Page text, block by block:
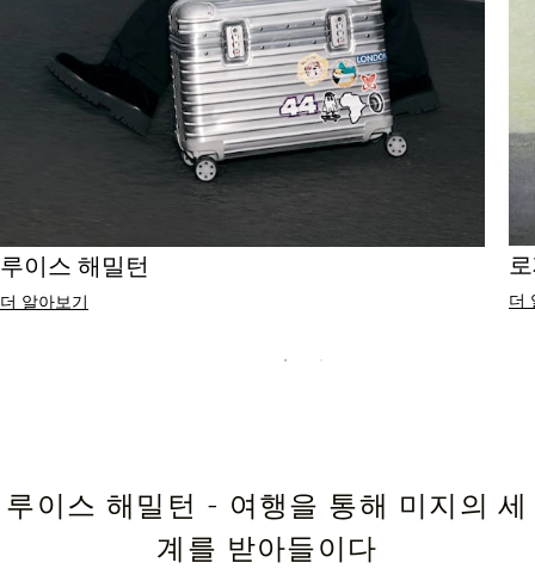
루이스 해밀턴
더 알아보기 더
루이스 해밀턴 - 여행을 통해 미지의 세
계를 받아들이다